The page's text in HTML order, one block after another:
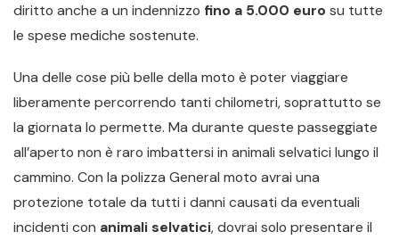
diritto anche a un indennizzo fino a 5.000 euro su tutte
le spese mediche sostenute.
Una delle cose più belle della moto è poter viaggiare
liberamente percorrendo tanti chilometri, soprattutto se
la giornata lo permette. Ma durante queste passeggiate
all’aperto non è raro imbattersi in animali selvatici lungo il
cammino. Con la polizza General moto avrai una
protezione totale da tutti i danni causati da eventuali
incidenti con animali selvatici, dovrai solo presentare il